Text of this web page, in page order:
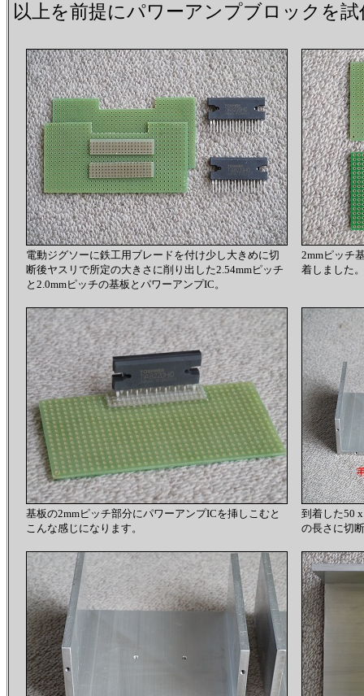
以上を前提にパワーアンプブロックを
電動ジグソーに鉄工用ブレードを付け少し大きめに切
断後ヤスリで所定の大きさに削り出した2.54mmピッチ
と2.0mmピッチの基板とパワーアンプIC。
2mmピッチ
着しました
基板の2mmピッチ部分にパワーアンプICを挿しこむと
こんな感じになります。
到着した50
の長さに切